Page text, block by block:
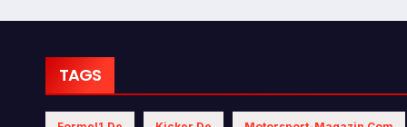
TAGS